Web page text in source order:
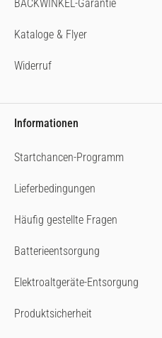
BACKWINKEL-Garantie
Kataloge & Flyer
Widerruf
Informationen
Startchancen-Programm
Lieferbedingungen
Häufig gestellte Fragen
Batterieentsorgung
Elektroaltgeräte-Entsorgung
Produktsicherheit